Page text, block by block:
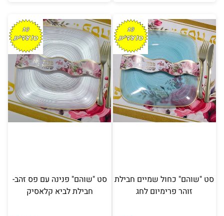
סט "שוהם" כחול שמיים חבילת
זוהר פרימיום לחג
סט "שוהם" פנינה עם פס זהב-
חבילת לביא קלאסיק